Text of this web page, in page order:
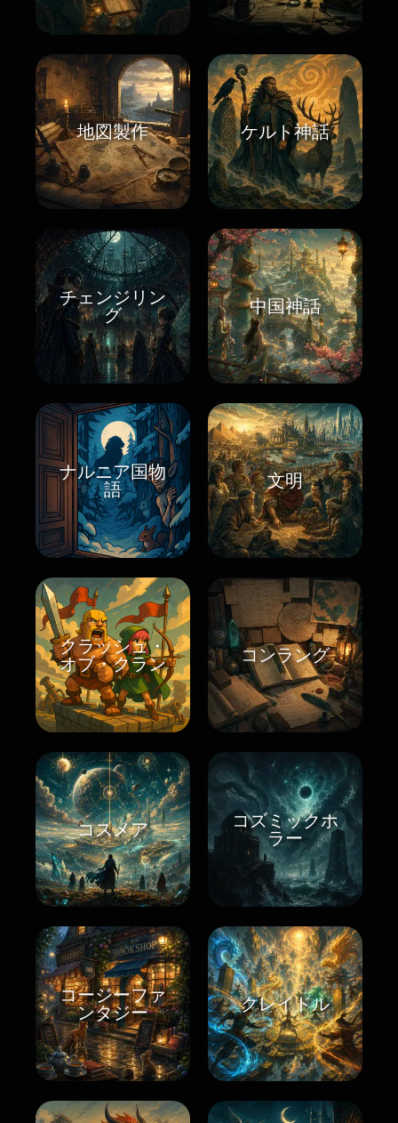
地図製作 ケルト神話
チェンジリン
グ
中国神話
ナルニア国物
語
文明
クラッシュ・
オブ・クラン
コンラング
コスメア
コズミックホ
ラー
コージーファ
ンタジー
クレイドル